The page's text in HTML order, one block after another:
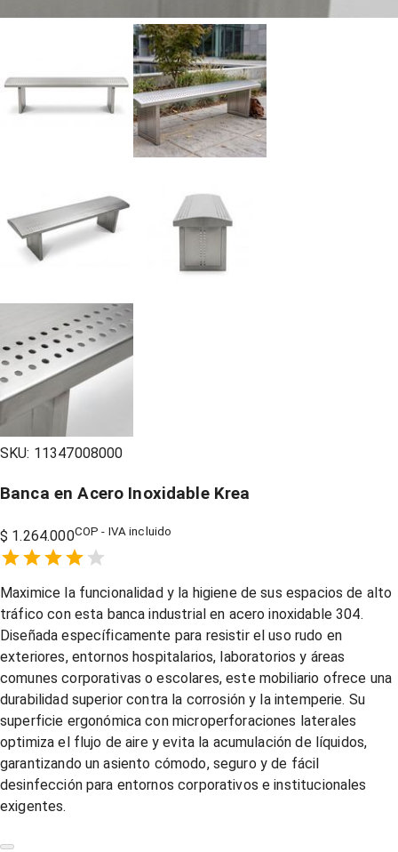
SKU: 11347008000
Banca en Acero Inoxidable Krea
$ 1.264.000COP - IVA incluido
1 Star,
2 Stars,
3 Stars,
4 Stars,
5 Stars,
Maximice la funcionalidad y la higiene de sus espacios de alto
tráfico con esta banca industrial en acero inoxidable 304.
Diseñada específicamente para resistir el uso rudo en
exteriores, entornos hospitalarios, laboratorios y áreas
comunes corporativas o escolares, este mobiliario ofrece una
durabilidad superior contra la corrosión y la intemperie. Su
superficie ergonómica con microperforaciones laterales
optimiza el flujo de aire y evita la acumulación de líquidos,
garantizando un asiento cómodo, seguro y de fácil
desinfección para entornos corporativos e institucionales
exigentes.